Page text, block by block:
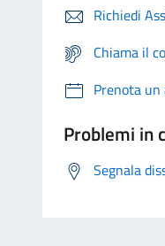
Richiedi
Chiama il
Prenota
Problemi in
Segnala